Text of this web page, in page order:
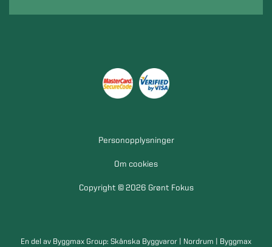
Personopplysninger
Om cookies
Copyright © 2026 Grønt Fokus
En del av Byggmax Group: Skånska Byggvaror | Nordrum | Byggmax